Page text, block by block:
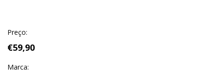
Preço:
€59,90
Marca: